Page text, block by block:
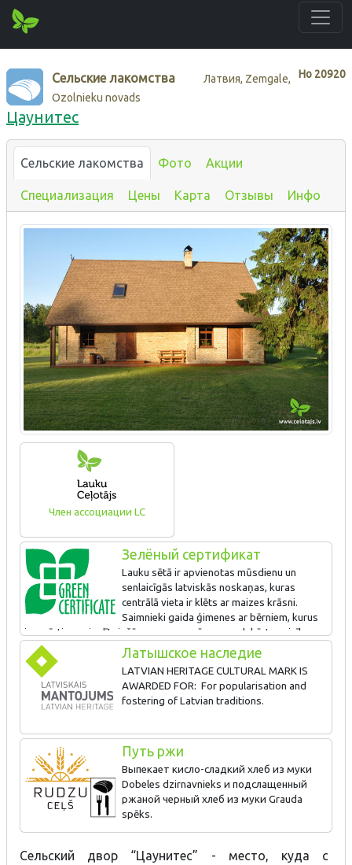
Нo 20920
Сельские лакомства
Латвия, Zemgale,
Ozolnieku novads
Цаунитес
Сельские лакомства Фото Акции
Специализация Цены Карта Отзывы Инфо
Член ассоциации LC
Зелёный сертификат
Lauku sētā ir apvienotas mūsdienu un
senlaicīgās latviskās noskaņas, kuras
centrālā vieta ir klēts ar maizes krāsni.
Saimnieki gaida ģimenes ar bērniem, kurus
iepazīstina ar izglītojošām programmām un gadskārtu svinību
tradīcijām. Saimnieki rūpējas par apkaimes mežu un pļavu
bioloģiskās daudzveidības saglabāšanu, organizē ekskursijas,
kurās stāsta par apkaimes iemītniekiem, kā arī sadarbojas ar
dabaszinātņu nozares ekspertiem. Saimnieki būvē jaunu viesu
namu un veido galdniecības muzeju.
Латышское наследие
LATVIAN HERITAGE CULTURAL MARK IS
AWARDED FOR: For popularisation and
fostering of Latvian traditions.
Путь ржи
Выпекает кисло-сладкий хлеб из муки
Dobeles dzirnavnieks и подслащенный
ржаной черный хлеб из муки Grauda
spēks.
Дегустация хлеба, 1–1,5 ч. Выпечка собственного каравая в
Сельский двор “Цаунитес” - место, куда с